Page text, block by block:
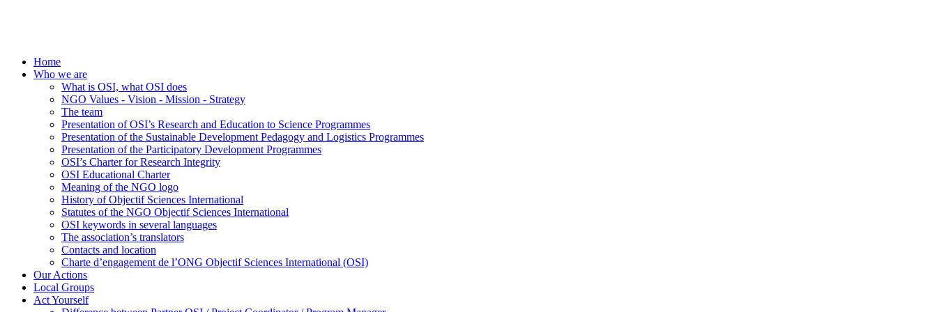
Home
Who we are
What is OSI, what OSI does
NGO Values - Vision - Mission - Strategy
The team
Presentation of OSI’s Research and Education to Science Programmes
Presentation of the Sustainable Development Pedagogy and Logistics Programmes
Presentation of the Participatory Development Programmes
OSI’s Charter for Research Integrity
OSI Educational Charter
Meaning of the NGO logo
History of Objectif Sciences International
Statutes of the NGO Objectif Sciences International
OSI keywords in several languages
The association’s translators
Contacts and location
Charte d’engagement de l’ONG Objectif Sciences International (OSI)
Our Actions
Local Groups
Act Yourself